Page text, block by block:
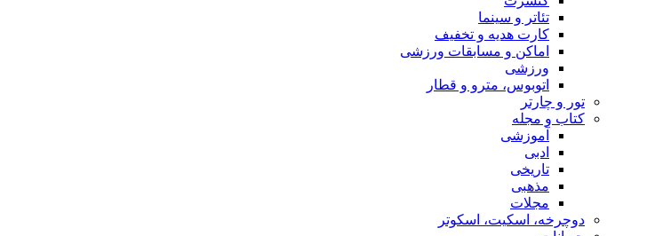
تئاتر و سینما
کارت هدیه و تخفیف
اماکن و مسابقات ورزشی
ورزشی
اتوبوس، مترو و قطار
تور و چارتر
کتاب و مجله
آموزشی
ادبی
تاریخی
مذهبی
مجلات
دوچرخه، اسکیت، اسکوتر